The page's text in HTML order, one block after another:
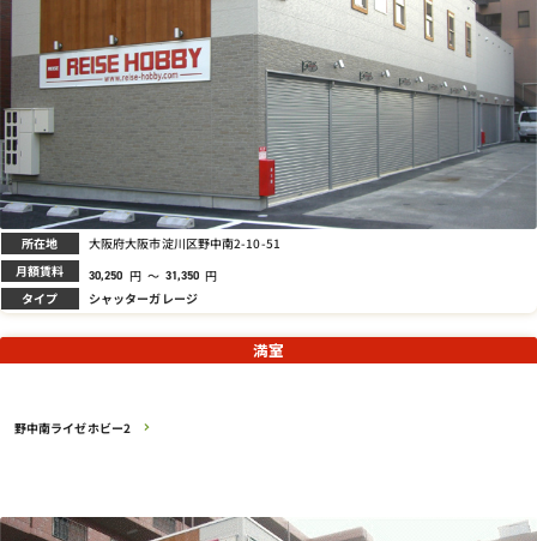
所在地 大阪府大阪市淀川区野中南2-10-51
月額賃料 30,250 円 ～ 31,350 円
タイプ シャッターガレージ
野中南ライゼホビー2
満室